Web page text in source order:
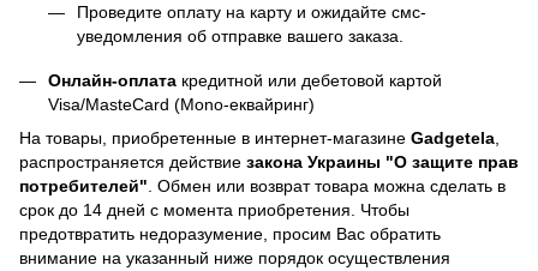
Проведите оплату на карту и ожидайте смс-
уведомления об отправке вашего заказа.
Онлайн-оплата кредитной или дебетовой картой
Visa/MasteCard (Mono-еквайринг)
На товары, приобретенные в интернет-магазине Gadgetela,
распространяется действие закона Украины "О защите прав
потребителей". Обмен или возврат товара можна сделать в
срок до 14 дней с момента приобретения. Чтобы
предотвратить недоразумение, просим Вас обратить
внимание на указанный ниже порядок осуществления